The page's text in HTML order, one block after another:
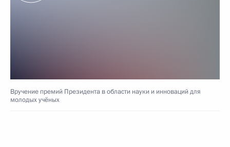
Вручение премий Президента в области науки и инноваций для
молодых учёных